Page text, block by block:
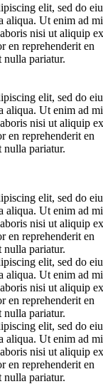
elit, sed do
aliqua. Ut enim ad
nisi ut aliquip
en reprehenderit en
nulla pariatur.
elit, sed do
aliqua. Ut enim ad
nisi ut aliquip
en reprehenderit en
nulla pariatur.
elit, sed do
aliqua. Ut enim ad
nisi ut aliquip
en reprehenderit en
nulla pariatur.
elit, sed do
aliqua. Ut enim ad
nisi ut aliquip
en reprehenderit en
nulla pariatur.
elit, sed do
aliqua. Ut enim ad
nisi ut aliquip
en reprehenderit en
nulla pariatur.